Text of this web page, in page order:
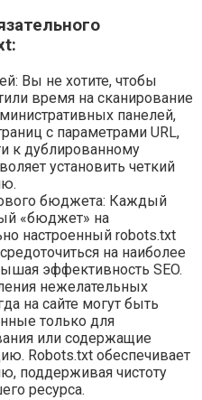
Вы не хотите, чтобы
время на сканирование
панелей,
с параметрами URL,
к дублированному
установить четкий
бюджета: Каждый
«бюджет» на
настроенный robots.txt
на наиболее
эффективность SEO.
нежелательных
на сайте могут быть
только для
или содержащие
Robots.txt обеспечивает
поддерживая чистоту
ресурса.